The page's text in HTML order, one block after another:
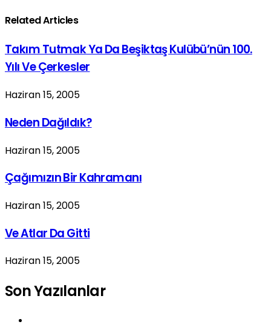
Related Articles
Takım Tutmak Ya Da Beşiktaş Kulübü’nün 100.
Yılı Ve Çerkesler
Haziran 15, 2005
Neden Dağıldık?
Haziran 15, 2005
Çağımızın Bir Kahramanı
Haziran 15, 2005
Ve Atlar Da Gitti
Haziran 15, 2005
Son Yazılanlar